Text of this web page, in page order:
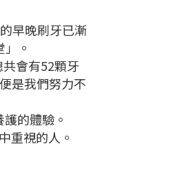
早晚刷牙已漸
。
會有52顆牙
是我們努力不
的體驗。
重視的人。